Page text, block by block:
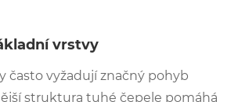
vrstvy
často vyžadují značný pohyb
struktura tuhé čepele pomáhá